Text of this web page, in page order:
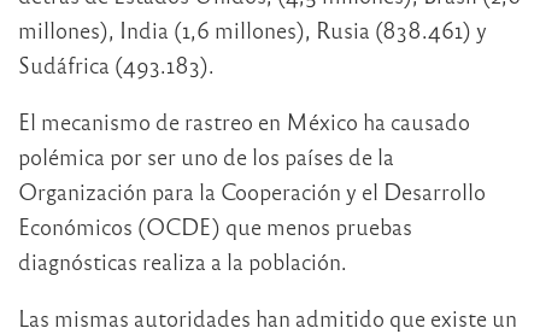
millones), India (1,6 millones), Rusia (838.461) y
Sudáfrica (493.183).
El mecanismo de rastreo en México ha causado
polémica por ser uno de los países de la
Organización para la Cooperación y el Desarrollo
Económicos (OCDE) que menos pruebas
diagnósticas realiza a la población.
Las mismas autoridades han admitido que existe un